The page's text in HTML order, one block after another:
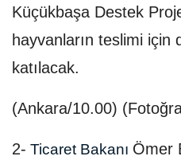
Küçükbaşa Destek
hayvanların teslimi için
katılacak.
(Ankara/10.00)
2- Ticaret Bakanı Ömer